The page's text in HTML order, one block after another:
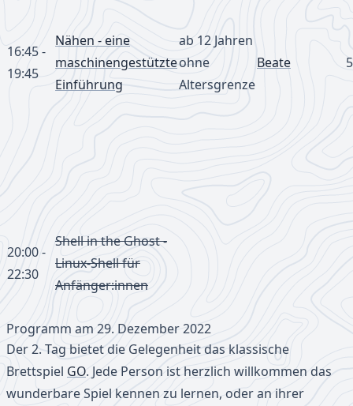
16:45 -
19:45
Nähen - eine
maschinengestützte
Einführung
ab 12 Jahren
ohne
Altersgrenze
Beate 5
20:00 -
22:30
Shell in the Ghost -
Linux-Shell für
Anfänger:innen
Programm am 29. Dezember 2022
Der 2. Tag bietet die Gelegenheit das klassische
Brettspiel GO. Jede Person ist herzlich willkommen das
wunderbare Spiel kennen zu lernen, oder an ihrer